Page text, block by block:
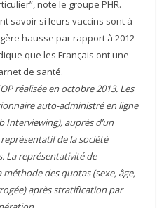
note le groupe PHR.
savoir si leurs vaccins sont à
hausse par rapport à 2012
que les Français ont une
de santé.
réalisée en octobre 2013. Les
auto-administré en ligne
Interviewing), auprès d’un
de la société
La représentativité de
méthode des quotas (sexe, âge,
après stratification par